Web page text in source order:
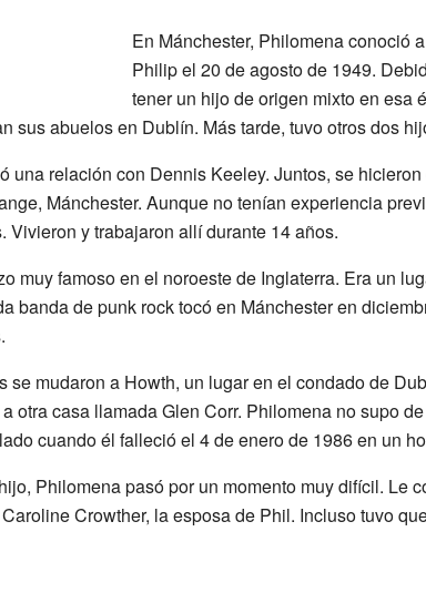
En Mánchester, Philomena conoció
Philip el 20 de agosto de 1949.
tener un hijo de origen mixto en esa
sus abuelos en Dublín. Más tarde, tuvo otros dos
una relación con Dennis Keeley. Juntos, se
Mánchester. Aunque no tenían experiencia
Vivieron y trabajaron allí durante 14 años.
muy famoso en el noroeste de Inglaterra. Era un
banda de punk rock tocó en Mánchester en
se mudaron a Howth, un lugar en el condado de
otra casa llamada Glen Corr. Philomena no supo
cuando él falleció el 4 de enero de 1986 en un
Philomena pasó por un momento muy difícil. Le
Crowther, la esposa de Phil. Incluso tuvo